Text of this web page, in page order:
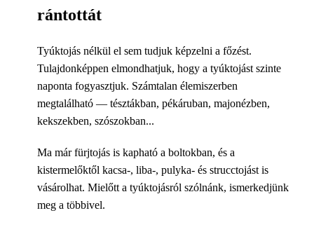
rántottát
Tyúktojás nélkül el sem tudjuk képzelni a főzést.
Tulajdonképpen elmondhatjuk, hogy a tyúktojást szinte
naponta fogyasztjuk. Számtalan élemiszerben
megtalálható — tésztákban, pékáruban, majonézben,
kekszekben, szószokban...
Ma már fürjtojás is kapható a boltokban, és a
kistermelőktől kacsa-, liba-, pulyka- és strucctojást is
vásárolhat. Mielőtt a tyúktojásról szólnánk, ismerkedjünk
meg a többivel.